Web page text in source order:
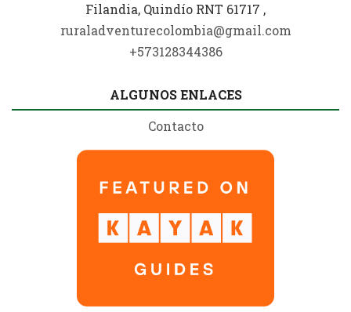
Filandia, Quindío RNT 61717 ,
ruraladventurecolombia@gmail.com
+573128344386
ALGUNOS ENLACES
Contacto